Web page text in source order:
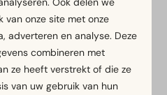
van onze site met onze
adverteren en analyse. Deze
combineren met
ze heeft verstrekt of die ze
van uw gebruik van hun